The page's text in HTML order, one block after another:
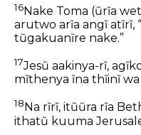
16Nake Toma (ũrĩa
arutwo arĩa angĩ atĩrĩ,
tũgakuanĩre nake.”
17Jesũ aakinya-rĩ,
mĩthenya ĩna thĩinĩ
18 Na rĩrĩ, itũũra rĩa
ithatũ kuuma